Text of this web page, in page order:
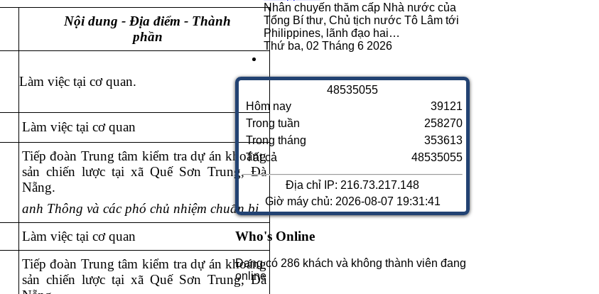
Nội dung - Địa điểm - Thành
phần
Làm việc tại cơ quan.
Làm việc tại cơ quan
Tiếp đoàn Trung tâm kiểm tra dự án khoáng
sản chiến lược tại xã Quế Sơn Trung, Đà
Nẵng.
anh Thông và các phó chủ nhiệm chuẩn bị
Làm việc tại cơ quan
Tiếp đoàn Trung tâm kiểm tra dự án khoáng
sản chiến lược tại xã Quế Sơn Trung, Đà
Nhân chuyến thăm cấp Nhà nước của
Tổng Bí thư, Chủ tịch nước Tô Lâm tới
Philippines, lãnh đạo hai…
Thứ ba, 02 Tháng 6 2026
48535055
Hôm nay
Trong tuần
Trong tháng
Tất cả
39121
258270
353613
48535055
Địa chỉ IP: 216.73.217.148
Giờ máy chủ: 2026-08-07 19:31:41
Who's Online
Đang có 286 khách và không thành viên đang
online